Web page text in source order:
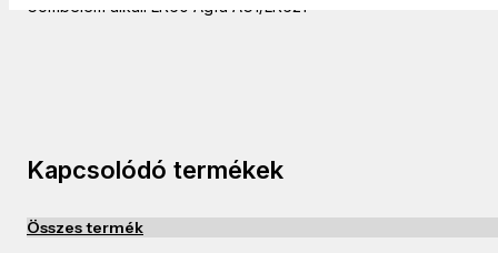
Gombelem alkáli LR60 Agfa AG1/LR621
Kapcsolódó termékek
Összes termék